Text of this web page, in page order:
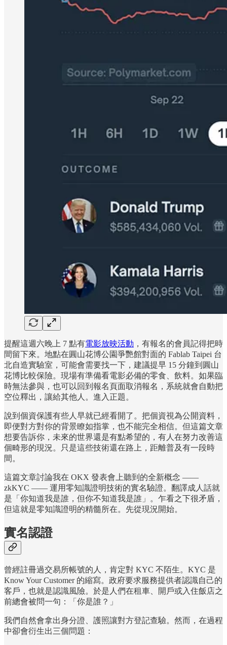
提醒這週六晚上 7 點有電影放映活動 ，有報名的會員記得把時
間留下來。地點在圓山花博公園爭艷館對面的 Fablab Taipei 台
北自造實驗室，可能會需要找一下，建議提早 15 分鐘到圓山
花博比較保險。現場有準備看電影必備的零食、飲料。如果臨
時無法參與，也可以回到報名頁面取消報名，系統就會自動把
空位釋出，讓給其他人。進入正題。
說到個資保護有些人早就已經看開了。把個資視為公開資料，
即便對方對你的背景瞭如指掌，也不能完全相信。但這篇文章
想要告訴你，未來的世界還是有點希望的，有人在努力改善這
個畸形的現況。只是這些技術還在路上，距離普及有一段時
間。
這篇文章討論我在 OKX 發表會上聽到的全新概念 ——
zkKYC —— 運用零知識證明技術的實名驗證。翻譯成人話就
是「你知道我是誰，但你不知道我是誰」。乍看之下很矛盾，
但這就是零知識證明的精髓所在。先從現況開始。
實名認證
曾經註冊過交易所帳號的人，肯定對 KYC 不陌生。KYC 是
Know Your Customer 的縮寫。政府要求服務提供者認識自己的
客戶，也就是認識風險。於是人們在租車、開戶或入住飯店之
前總會被問一句：「你是誰？」
我們自然會拿出身分證、護照讓對方登記查驗。然而，在過程
中卻會衍生出三個問題：